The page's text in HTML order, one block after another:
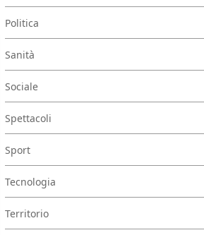
Politica
Sanità
Sociale
Spettacoli
Sport
Tecnologia
Territorio